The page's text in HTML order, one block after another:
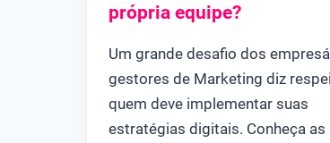
própria equipe?
Um grande desafio dos
gestores de Marketing diz
quem deve implementar suas
estratégias digitais. Conheça as